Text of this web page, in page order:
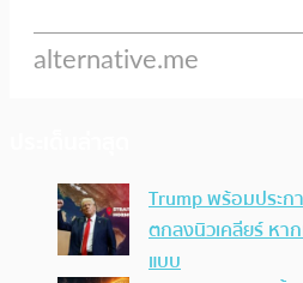
Trump พร้อมประก
ตกลงนิวเคลียร์ หา
แบบ